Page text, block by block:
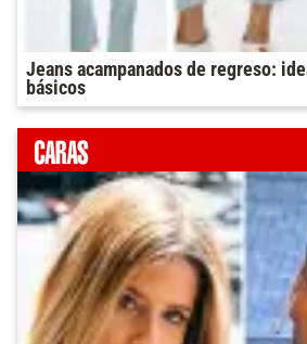
Jeans acampanados de regreso:
básicos